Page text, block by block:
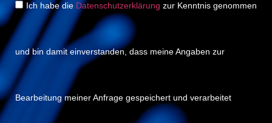
Ich habe die Datenschutzerklärung zur Kenntnis genommen
und bin damit einverstanden, dass meine Angaben zur
Bearbeitung meiner Anfrage gespeichert und verarbeitet